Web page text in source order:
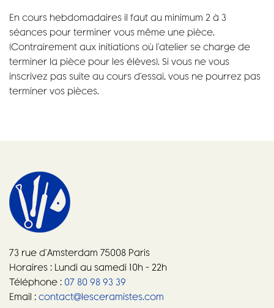
En cours hebdomadaires il faut au minimum 2 à 3
séances pour terminer vous même une pièce.
(Contrairement aux initiations où l’atelier se charge de
terminer la pièce pour les élèves). Si vous ne vous
inscrivez pas suite au cours d’essai, vous ne pourrez pas
terminer vos pièces.
73 rue d’Amsterdam 75008 Paris
Horaires : Lundi au samedi 10h – 22h
Téléphone : 07 80 98 93 39
Email :contact@lesceramistes.com